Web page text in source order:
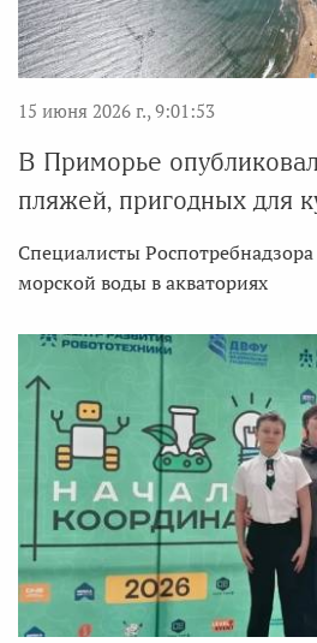
15 июня 2026 г., 9:01:53
В Приморье
пляжей, пригодных для
Специалисты Роспотребнадзора
морской воды в акваториях